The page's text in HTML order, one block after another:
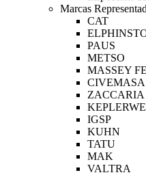
Marcas
CAT
PAUS
METSO
MASSEY
CIVEMASA
ZACCARIA
IGSP
KUHN
TATU
MAK
VALTRA